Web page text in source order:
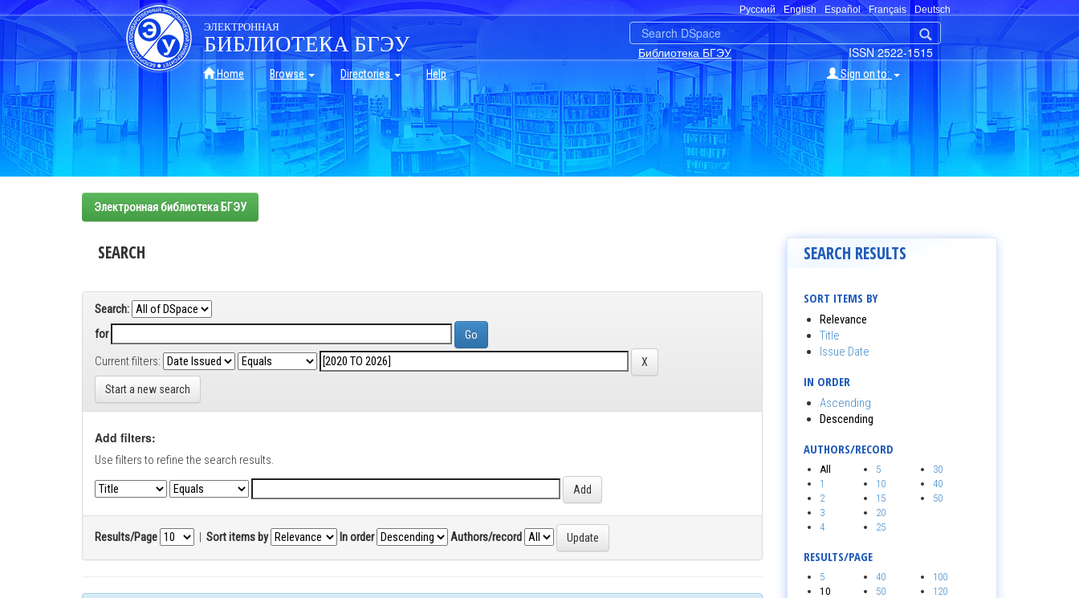
Skip
navigation
Русский English Español Français Deutsch
ISSN 2522-1515
Библиотека БГЭУ
ЭЛЕКТРОННАЯ
БИБЛИОТЕКА БГЭУ
Home Browse Directories Help Sign on to:
Электронная библиотека БГЭУ
SEARCH
Search:
for
Current filters:
Start a new search
Add filters:
Use filters to refine the search results.
Results/Page | Sort items by In order Authors/record
SEARCH RESULTS
SORT ITEMS BY
Relevance
Title
Issue Date
IN ORDER
Ascending
Descending
AUTHORS/RECORD
All
1
2
3
4
5
10
15
20
25
30
40
50
RESULTS/PAGE
5
10
40
50
100
120